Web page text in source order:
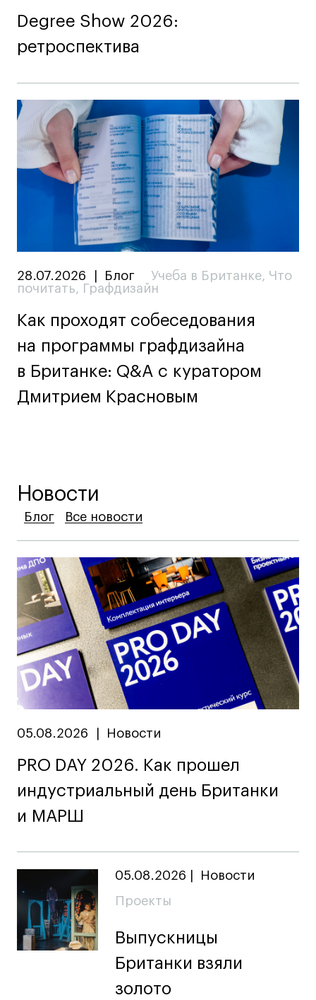
Degree Show 2026:
ретроспектива
28.07.2026 Блог Учеба в Британке, Что
почитать, Графдизайн
Как проходят собеседования
на программы графдизайна
в Британке: Q&A c куратором
Дмитрием Красновым
Новости
Блог
Блог
Блог Все новости
Все новости
Все новости
05.08.2026 Новости
PRO DAY 2026. Как прошел
индустриальный день Британки
и МАРШ
05.08.2026 Новости
Проекты
Выпускницы
Британки взяли
золото